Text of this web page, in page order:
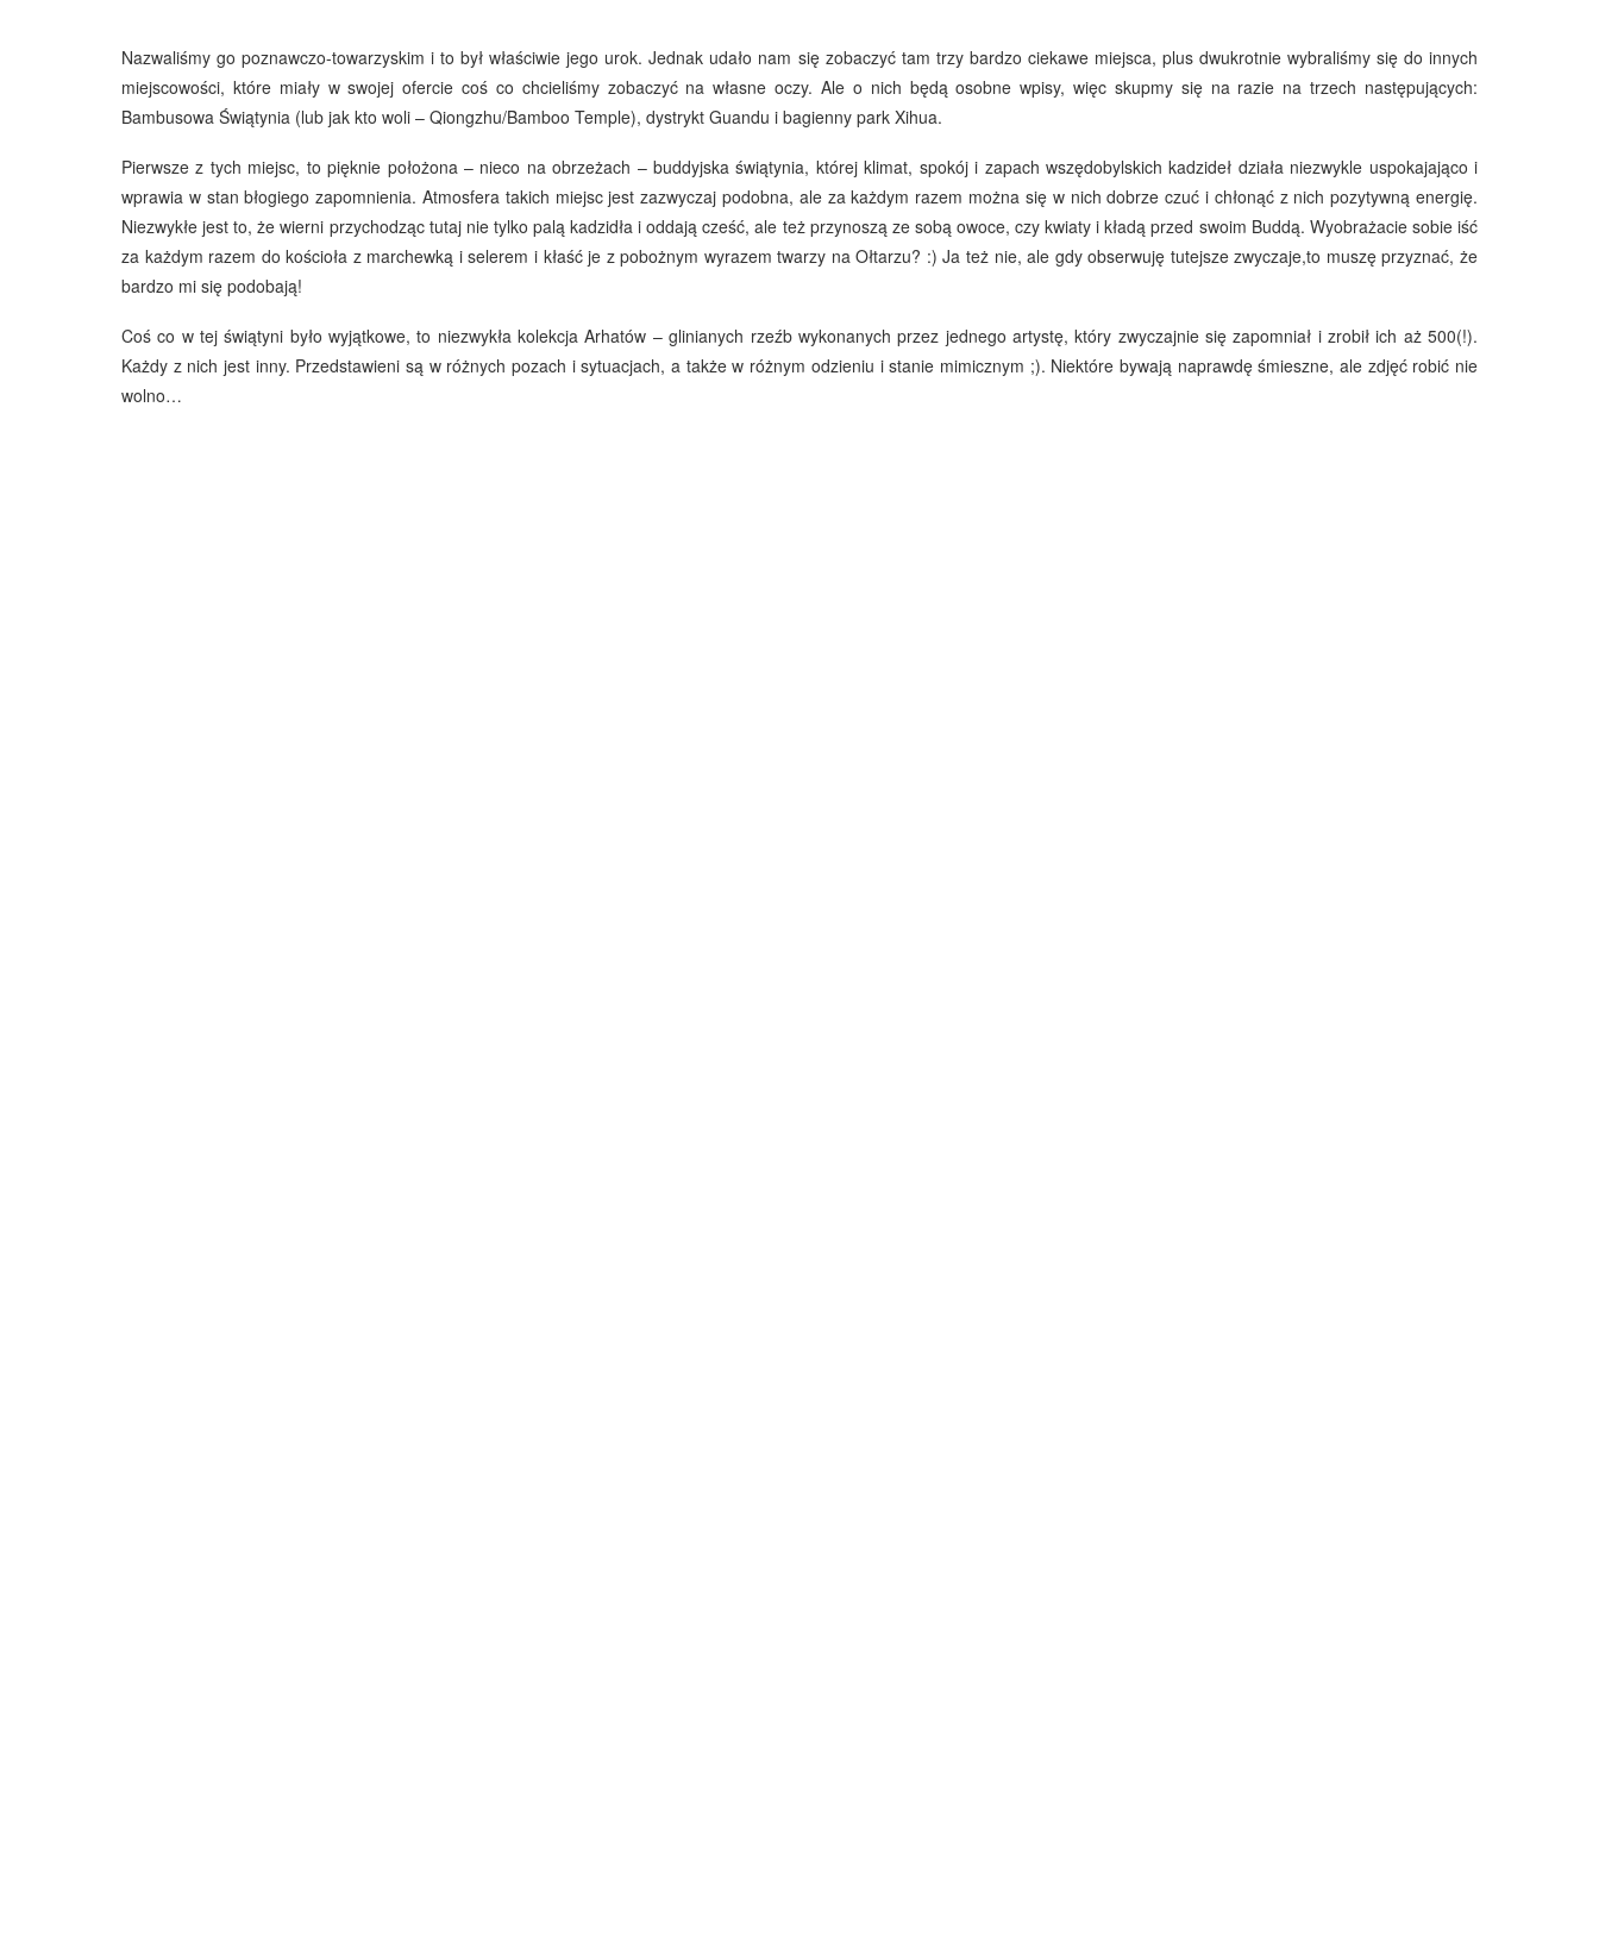
Nazwaliśmy go poznawczo-towarzyskim i to był właściwie jego urok. Jednak udało nam się zobaczyć tam trzy bardzo ciekawe miejsca, plus dwukrotnie wybraliśmy się do innych
miejscowości, które miały w swojej ofercie coś co chcieliśmy zobaczyć na własne oczy. Ale o nich będą osobne wpisy, więc skupmy się na razie na trzech następujących:
Bambusowa Świątynia (lub jak kto woli – Qiongzhu/Bamboo Temple), dystrykt Guandu i bagienny park Xihua.
Pierwsze z tych miejsc, to pięknie położona – nieco na obrzeżach – buddyjska świątynia, której klimat, spokój i zapach wszędobylskich kadzideł działa niezwykle uspokajająco i
wprawia w stan błogiego zapomnienia. Atmosfera takich miejsc jest zazwyczaj podobna, ale za każdym razem można się w nich dobrze czuć i chłonąć z nich pozytywną energię.
Niezwykłe jest to, że wierni przychodząc tutaj nie tylko palą kadzidła i oddają cześć, ale też przynoszą ze sobą owoce, czy kwiaty i kładą przed swoim Buddą. Wyobrażacie sobie iść
za każdym razem do kościoła z marchewką i selerem i kłaść je z pobożnym wyrazem twarzy na Ołtarzu? :) Ja też nie, ale gdy obserwuję tutejsze zwyczaje,to muszę przyznać, że
bardzo mi się podobają!
Coś co w tej świątyni było wyjątkowe, to niezwykła kolekcja Arhatów – glinianych rzeźb wykonanych przez jednego artystę, który zwyczajnie się zapomniał i zrobił ich aż 500(!).
Każdy z nich jest inny. Przedstawieni są w różnych pozach i sytuacjach, a także w różnym odzieniu i stanie mimicznym ;). Niektóre bywają naprawdę śmieszne, ale zdjęć robić nie
wolno…